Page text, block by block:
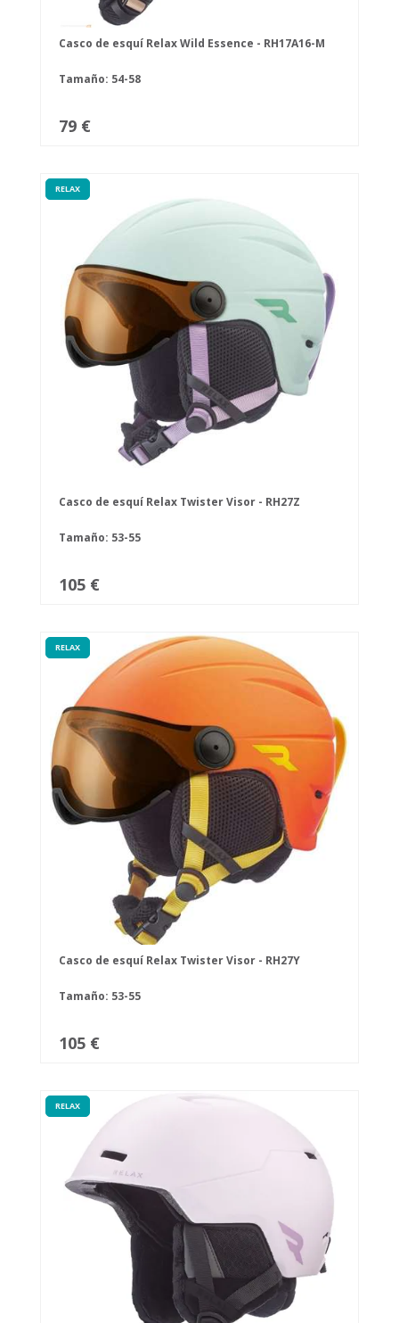
Casco de esquí Relax Wild Essence - RH17A16-M
Tamaño: 54-58
79 €
RELAX
Casco de esquí Relax Twister Visor - RH27Z
Tamaño: 53-55
105 €
RELAX
Casco de esquí Relax Twister Visor - RH27Y
Tamaño: 53-55
105 €
RELAX